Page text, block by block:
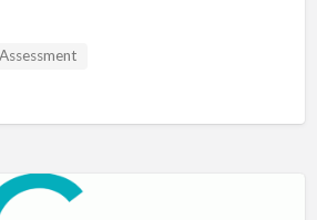
Focused Therapy
Training